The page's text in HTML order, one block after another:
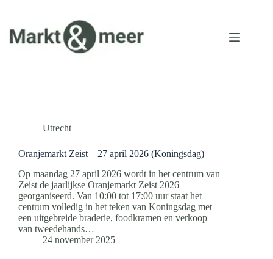
inhoud
Utrecht
Oranjemarkt Zeist – 27 april 2026 (Koningsdag)
Op maandag 27 april 2026 wordt in het centrum van
Zeist de jaarlijkse Oranjemarkt Zeist 2026
georganiseerd. Van 10:00 tot 17:00 uur staat het
centrum volledig in het teken van Koningsdag met
een uitgebreide braderie, foodkramen en verkoop
van tweedehands…
24 november 2025